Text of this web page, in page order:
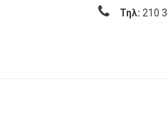
Τηλ: 210